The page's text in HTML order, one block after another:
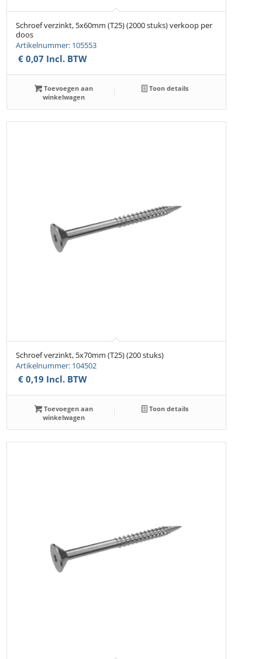
Schroef verzinkt, 5x60mm (T25) (2000 stuks) verkoop per
doos
Artikelnummer: 105553
€ 0,07 Incl. BTW
Toevoegen aan
winkelwagen
Toon details
Schroef verzinkt, 5x70mm (T25) (200 stuks)
Artikelnummer: 104502
€ 0,19 Incl. BTW
Toevoegen aan
winkelwagen
Toon details